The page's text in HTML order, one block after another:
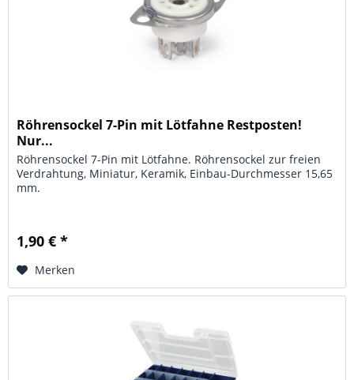
Röhrensockel 7-Pin mit Lötfahne Restposten!
Nur...
Röhrensockel 7-Pin mit Lötfahne. Röhrensockel zur freien
Verdrahtung, Miniatur, Keramik, Einbau-Durchmesser 15,65
mm.
1,90 € *
Merken